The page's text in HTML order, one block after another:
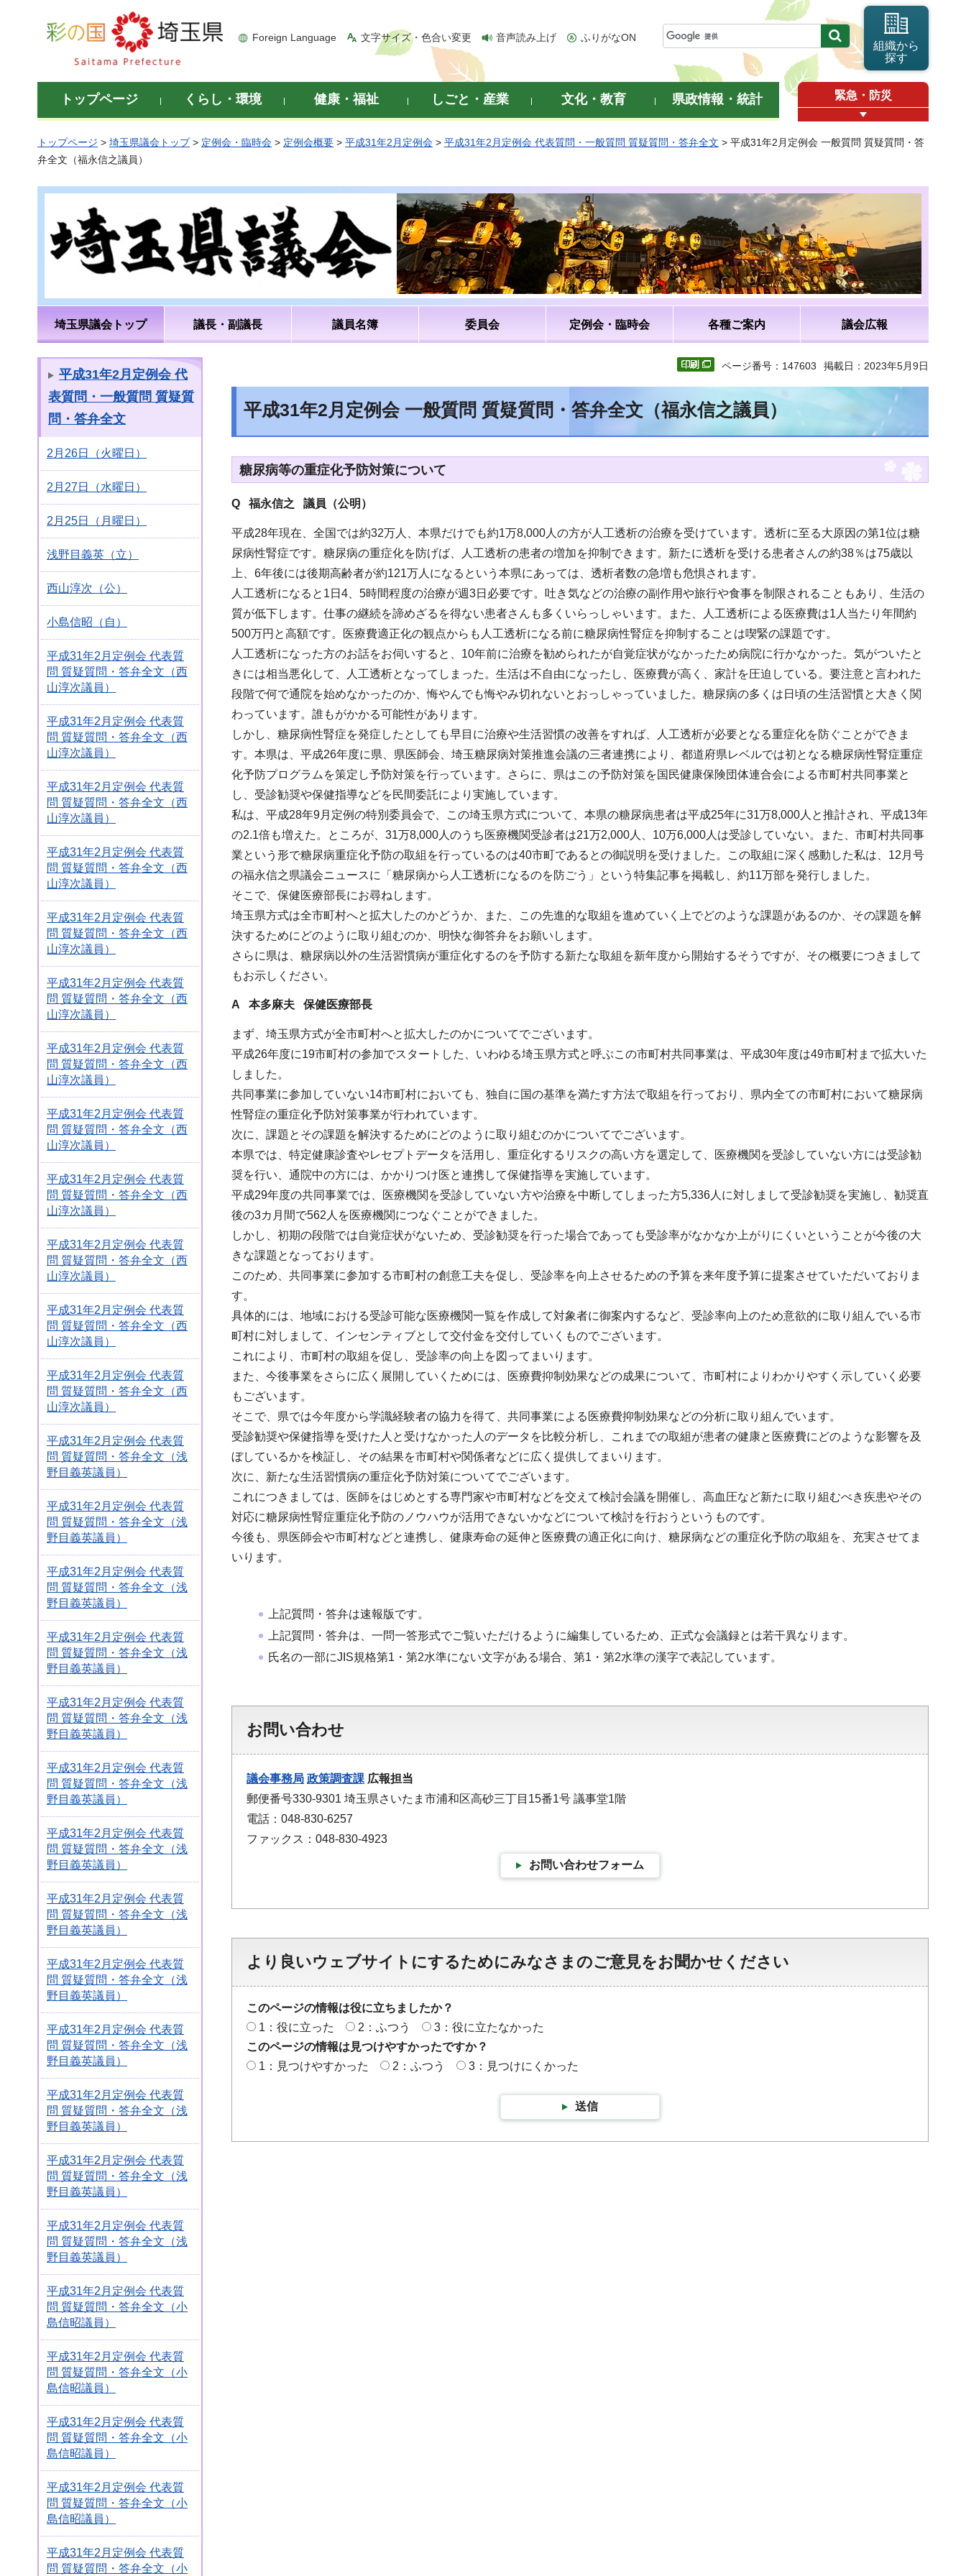
彩の国 埼玉県
Foreign Language 文字サイズ・色合い変更 音声読み上げ ふりがなON
組織から
探す
トップページ くらし・環境 健康・福祉 しごと・産業 文化・教育 県政情報・統計 緊急・防災
トップページ > 埼玉県議会トップ> 定例会・臨時会 > 定例会概要 > 平成31年2月定例会 > 平成31年2月定例会 代表質問・一般質問 質疑質問・答弁全文 > 平成31年2月定例会 一般質問 質疑質問・答
弁全文（福永信之議員）
埼玉県議会トップ 議長・副議長 議員名簿 委員会 定例会・臨時会 各種ご案内 議会広報
平成31年2月定例会 代
表質問・一般質問 質疑質
問・答弁全文
2月26日（火曜日）
2月27日（水曜日）
2月25日（月曜日）
浅野目義英（立）
西山淳次（公）
小島信昭（自）
平成31年2月定例会 代表質
問 質疑質問・答弁全文（西
山淳次議員）
平成31年2月定例会 代表質
問 質疑質問・答弁全文（西
山淳次議員）
平成31年2月定例会 代表質
問 質疑質問・答弁全文（西
山淳次議員）
平成31年2月定例会 代表質
問 質疑質問・答弁全文（西
山淳次議員）
平成31年2月定例会 代表質
問 質疑質問・答弁全文（西
山淳次議員）
平成31年2月定例会 代表質
問 質疑質問・答弁全文（西
山淳次議員）
平成31年2月定例会 代表質
問 質疑質問・答弁全文（西
山淳次議員）
平成31年2月定例会 代表質
問 質疑質問・答弁全文（西
山淳次議員）
平成31年2月定例会 代表質
問 質疑質問・答弁全文（西
山淳次議員）
平成31年2月定例会 代表質
問 質疑質問・答弁全文（西
山淳次議員）
平成31年2月定例会 代表質
問 質疑質問・答弁全文（西
山淳次議員）
平成31年2月定例会 代表質
問 質疑質問・答弁全文（西
山淳次議員）
平成31年2月定例会 代表質
問 質疑質問・答弁全文（浅
野目義英議員）
平成31年2月定例会 代表質
問 質疑質問・答弁全文（浅
野目義英議員）
平成31年2月定例会 代表質
問 質疑質問・答弁全文（浅
野目義英議員）
平成31年2月定例会 代表質
問 質疑質問・答弁全文（浅
野目義英議員）
平成31年2月定例会 代表質
問 質疑質問・答弁全文（浅
野目義英議員）
平成31年2月定例会 代表質
問 質疑質問・答弁全文（浅
野目義英議員）
平成31年2月定例会 代表質
問 質疑質問・答弁全文（浅
野目義英議員）
平成31年2月定例会 代表質
問 質疑質問・答弁全文（浅
野目義英議員）
平成31年2月定例会 代表質
問 質疑質問・答弁全文（浅
野目義英議員）
平成31年2月定例会 代表質
問 質疑質問・答弁全文（浅
野目義英議員）
平成31年2月定例会 代表質
問 質疑質問・答弁全文（浅
野目義英議員）
平成31年2月定例会 代表質
問 質疑質問・答弁全文（浅
野目義英議員）
平成31年2月定例会 代表質
問 質疑質問・答弁全文（浅
野目義英議員）
平成31年2月定例会 代表質
問 質疑質問・答弁全文（小
島信昭議員）
平成31年2月定例会 代表質
問 質疑質問・答弁全文（小
島信昭議員）
平成31年2月定例会 代表質
問 質疑質問・答弁全文（小
島信昭議員）
平成31年2月定例会 代表質
問 質疑質問・答弁全文（小
島信昭議員）
平成31年2月定例会 代表質
問 質疑質問・答弁全文（小
ページ番号：147603 掲載日：2023年5月9日
平成31年2月定例会 一般質問 質疑質問・答弁全文（福永信之議員）
糖尿病等の重症化予防対策について
Q 福永信之 議員（公明 ）
平成28年現在、全国では約32万人、本県だけでも約1万8,000人の方が人工透析の治療を受けています。透析に至る大原因の第1位は糖
尿病性腎症です。糖尿病の重症化を防げば、人工透析の患者の増加を抑制できます。新たに透析を受ける患者さんの約38％は75歳以
上、6年後には後期高齢者が約121万人になるという本県にあっては、透析者数の急増も危惧されます。
人工透析になると1日4、5時間程度の治療が週3日必要です。吐き気などの治療の副作用や旅行や食事を制限されることもあり、生活の
質が低下します。仕事の継続を諦めざるを得ない患者さんも多くいらっしゃいます。また、人工透析による医療費は1人当たり年間約
500万円と高額です。医療費適正化の観点からも人工透析になる前に糖尿病性腎症を抑制することは喫緊の課題です。
人工透析になった方のお話をお伺いすると、10年前に治療を勧められたが自覚症状がなかったため病院に行かなかった。気がついたと
きには相当悪化して、人工透析となってしまった。生活は不自由になったし、医療費が高く、家計を圧迫している。要注意と言われた
段階で何で通院を始めなかったのか、悔やんでも悔やみ切れないとおっしゃっていました。糖尿病の多くは日頃の生活習慣と大きく関
わっています。誰もがかかる可能性があります。
しかし、糖尿病性腎症を発症したとしても早目に治療や生活習慣の改善をすれば、人工透析が必要となる重症化を防ぐことができま
す。本県は、平成26年度に県、県医師会、埼玉糖尿病対策推進会議の三者連携により、都道府県レベルでは初となる糖尿病性腎症重症
化予防プログラムを策定し予防対策を行っています。さらに、県はこの予防対策を国民健康保険団体連合会による市町村共同事業と
し、受診勧奨や保健指導などを民間委託により実施しています。
私は、平成28年9月定例の特別委員会で、この埼玉県方式について、本県の糖尿病患者は平成25年に31万8,000人と推計され、平成13年
の2.1倍も増えた。ところが、31万8,000人のうち医療機関受診者は21万2,000人、10万6,000人は受診していない。また、市町村共同事
業という形で糖尿病重症化予防の取組を行っているのは40市町であるとの御説明を受けました。この取組に深く感動した私は、12月号
の福永信之県議会ニュースに「糖尿病から人工透析になるのを防ごう」という特集記事を掲載し、約11万部を発行しました。
そこで、保健医療部長にお尋ねします。
埼玉県方式は全市町村へと拡大したのかどうか、また、この先進的な取組を進めていく上でどのような課題があるのか、その課題を解
決するためにどのように取り組むのか、明快な御答弁をお願いします。
さらに県は、糖尿病以外の生活習慣病が重症化するのを予防する新たな取組を新年度から開始するそうですが、その概要につきまして
もお示しください。
A 本多麻夫 保健医療部長
まず、埼玉県方式が全市町村へと拡大したのかについてでございます。
平成26年度に19市町村の参加でスタートした、いわゆる埼玉県方式と呼ぶこの市町村共同事業は、平成30年度は49市町村まで拡大いた
しました。
共同事業に参加していない14市町村においても、独自に国の基準を満たす方法で取組を行っており、県内全ての市町村において糖尿病
性腎症の重症化予防対策事業が行われています。
次に、課題とその課題を解決するためにどのように取り組むのかについてでございます。
本県では、特定健康診査やレセプトデータを活用し、重症化するリスクの高い方を選定して、医療機関を受診していない方には受診勧
奨を行い、通院中の方には、かかりつけ医と連携して保健指導を実施しています。
平成29年度の共同事業では、医療機関を受診していない方や治療を中断してしまった方5,336人に対しまして受診勧奨を実施し、勧奨直
後の3カ月間で562人を医療機関につなぐことができました。
しかし、初期の段階では自覚症状がないため、受診勧奨を行った場合であっても受診率がなかなか上がりにくいということが今後の大
きな課題となっております。
このため、共同事業に参加する市町村の創意工夫を促し、受診率を向上させるための予算を来年度予算に提案させていただいておりま
す。
具体的には、地域における受診可能な医療機関一覧を作成して対象者に御案内するなど、受診率向上のため意欲的に取り組んでいる市
町村に対しまして、インセンティブとして交付金を交付していくものでございます。
これにより、市町村の取組を促し、受診率の向上を図ってまいります。
また、今後事業をさらに広く展開していくためには、医療費抑制効果などの成果について、市町村によりわかりやすく示していく必要
もございます。
そこで、県では今年度から学識経験者の協力を得て、共同事業による医療費抑制効果などの分析に取り組んでいます。
受診勧奨や保健指導を受けた人と受けなかった人のデータを比較分析し、これまでの取組が患者の健康と医療費にどのような影響を及
ぼしているかを検証し、その結果を市町村や関係者などに広く提供してまいります。
次に、新たな生活習慣病の重症化予防対策についてでございます。
これにつきましては、医師をはじめとする専門家や市町村などを交えて検討会議を開催し、高血圧など新たに取り組むべき疾患やその
対応に糖尿病性腎症重症化予防のノウハウが活用できないかなどについて検討を行おうというものです。
今後も、県医師会や市町村などと連携し、健康寿命の延伸と医療費の適正化に向け、糖尿病などの重症化予防の取組を、充実させてま
いります。
上記質問・答弁は速報版です。
上記質問・答弁は、一問一答形式でご覧いただけるように編集しているため、正式な会議録とは若干異なります。
氏名の一部にJIS規格第1・第2水準にない文字がある場合、第1・第2水準の漢字で表記しています。
お問い合わせ
議会事務局 政策調査課 広報担当
郵便番号330-9301 埼玉県さいたま市浦和区高砂三丁目15番1号 議事堂1階
電話：048-830-6257
ファックス：048-830-4923
お問い合わせフォーム
より良いウェブサイトにするためにみなさまのご意見をお聞かせください
このページの情報は役に立ちましたか？
1：役に立った
2：ふつう
3：役に立たなかった
このページの情報は見つけやすかったですか？
1：見つけやすかった
2：ふつう 3：見つけにくかった
送信